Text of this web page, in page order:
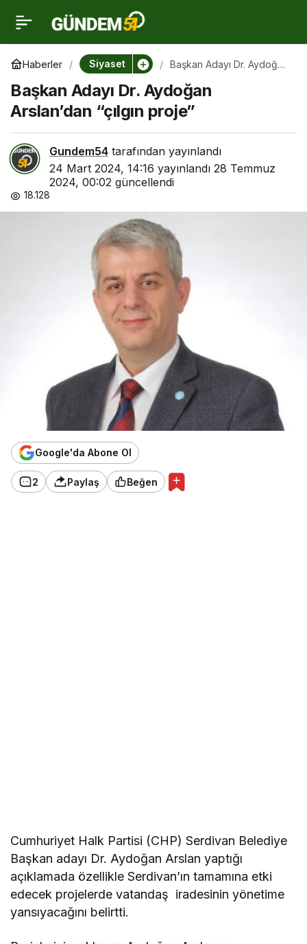
Haberler Siyaset
Başkan Adayı Dr. Aydoğan
Başkan Adayı Dr. Aydoğan
Arslan’dan “çılgın proje”
Gundem54 tarafından yayınlandı
24 Mart 2024, 14:16 yayınlandı 28 Temmuz
2024, 00:02 güncellendi
18.128
Google'da Abone Ol
2 Paylaş Beğen
Cumhuriyet Halk Partisi (CHP) Serdivan Belediye
Başkan adayı Dr. Aydoğan Arslan yaptığı
açıklamada özellikle Serdivan’ın tamamına etki
edecek projelerde vatandaş iradesinin yönetime
yansıyacağını belirtti.
Başkan Adayı Dr.
Aydoğan Arslan’dan
“çılgın proje”